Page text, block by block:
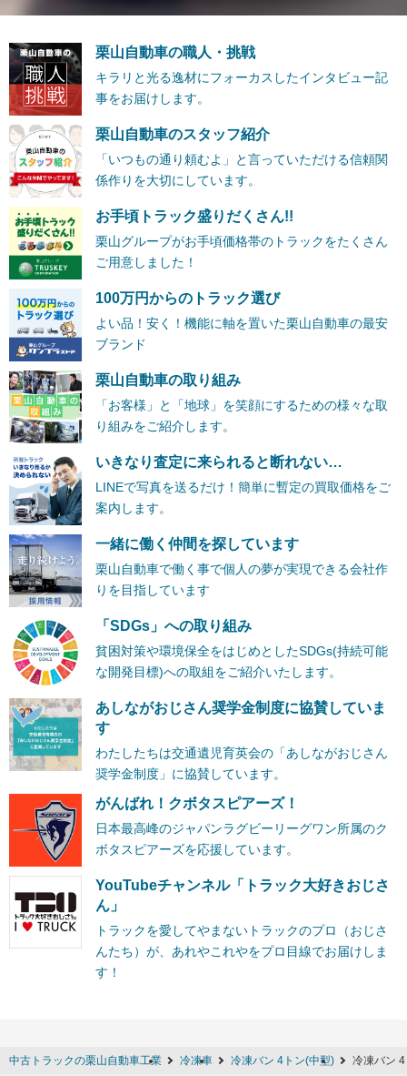
栗山自動車の職人・挑戦
キラリと光る逸材にフォーカスしたインタビュー記
事をお届けします。
栗山自動車のスタッフ紹介
「いつもの通り頼むよ」と言っていただける信頼関
係作りを大切にしています。
お手頃トラック盛りだくさん!!
栗山グループがお手頃価格帯のトラックをたくさん
ご用意しました！
100万円からのトラック選び
よい品！安く！機能に軸を置いた栗山自動車の最安
ブランド
栗山自動車の取り組み
「お客様」と「地球」を笑顔にするための様々な取
り組みをご紹介します。
いきなり査定に来られると断れない…
LINEで写真を送るだけ！簡単に暫定の買取価格をご
案内します。
一緒に働く仲間を探しています
栗山自動車で働く事で個人の夢が実現できる会社作
りを目指しています
「SDGs」への取り組み
貧困対策や環境保全をはじめとしたSDGs(持続可能
な開発目標)への取組をご紹介いたします。
あしながおじさん奨学金制度に協賛していま
す
わたしたちは交通遺児育英会の「あしながおじさん
奨学金制度」に協賛しています。
がんばれ！クボタスピアーズ！
日本最高峰のジャパンラグビーリーグワン所属のク
ボタスピアーズを応援しています。
YouTubeチャンネル「トラック大好きおじさ
ん」
トラックを愛してやまないトラックのプロ（おじさ
んたち）が、あれやこれやをプロ目線でお届けしま
す！
中古トラックの栗山自動車工業 冷凍車 冷凍バン 4トン(中型) 冷凍バン